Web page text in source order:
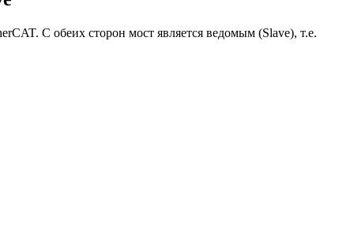
С обеих сторон мост является ведомым (Slave), т.е.